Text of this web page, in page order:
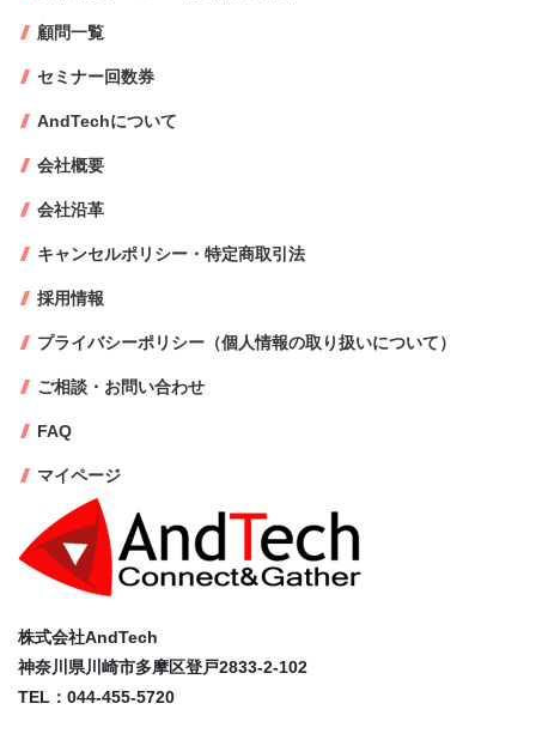
株式会社AndTech
神奈川県川崎市多摩区登戸2833-2-102
TEL：044-455-5720
顧問一覧
セミナー回数券
AndTechについて
会社概要
会社沿革
キャンセルポリシー・特定商取引法
採用情報
プライバシーポリシー（個人情報の取り扱いについて）
ご相談・お問い合わせ
FAQ
マイページ